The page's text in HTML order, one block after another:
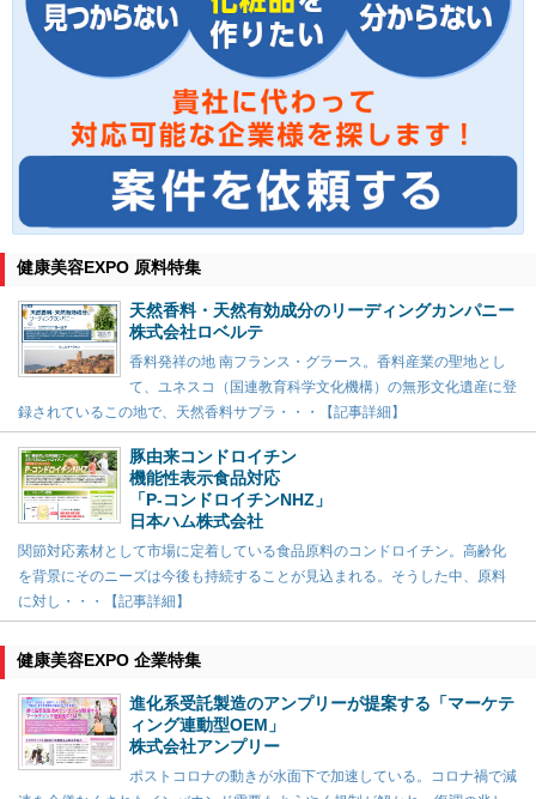
健康美容EXPO 原料特集
天然香料・天然有効成分のリーディングカンパニー
株式会社ロベルテ
香料発祥の地 南フランス・グラース。香料産業の聖地とし
て、ユネスコ（国連教育科学文化機構）の無形文化遺産に登
録されているこの地で、天然香料サプラ・・・【記事詳細】
豚由来コンドロイチン
機能性表示食品対応
「P-コンドロイチンNHZ」
日本ハム株式会社
関節対応素材として市場に定着している食品原料のコンドロイチン。高齢化
を背景にそのニーズは今後も持続することが見込まれる。そうした中、原料
に対し・・・【記事詳細】
健康美容EXPO 企業特集
進化系受託製造のアンプリーが提案する「マーケテ
ィング連動型OEM」
株式会社アンプリー
ポストコロナの動きが水面下で加速している。コロナ禍で減